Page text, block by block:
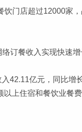
门店超过12000家，
订餐收入实现快速增
42.11亿元，同比增
上住宿和餐饮业餐